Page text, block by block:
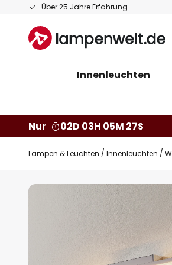
Über 25 Jahre Erfahrung
Zum
springen
Innenleuchten
Nur
02D 03H 05M 26S
Lampen & Leuchten Innenleuchten
Zum